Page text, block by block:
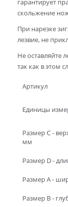
гарантирует
скольжение
При нарезке
лезвие, не
Не оставляйте
так как в этом
Артикул
Единицы
Размер C -
мм
Размер D -
Размер А -
Размер В -